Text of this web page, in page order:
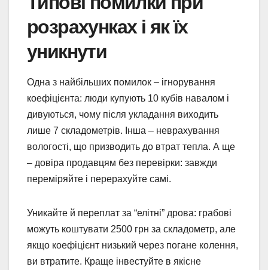
розрахунках і як їх
уникнути
Одна з найбільших помилок – ігнорування
коефіцієнта: люди купують 10 кубів навалом і
дивуються, чому після укладання виходить
лише 7 складометрів. Інша – неврахування
вологості, що призводить до втрат тепла. А ще
– довіра продавцям без перевірки: завжди
переміряйте і перерахуйте самі.
Уникайте й переплат за “елітні” дрова: грабові
можуть коштувати 2500 грн за складометр, але
якщо коефіцієнт низький через погане колення,
ви втратите. Краще інвестуйте в якісне